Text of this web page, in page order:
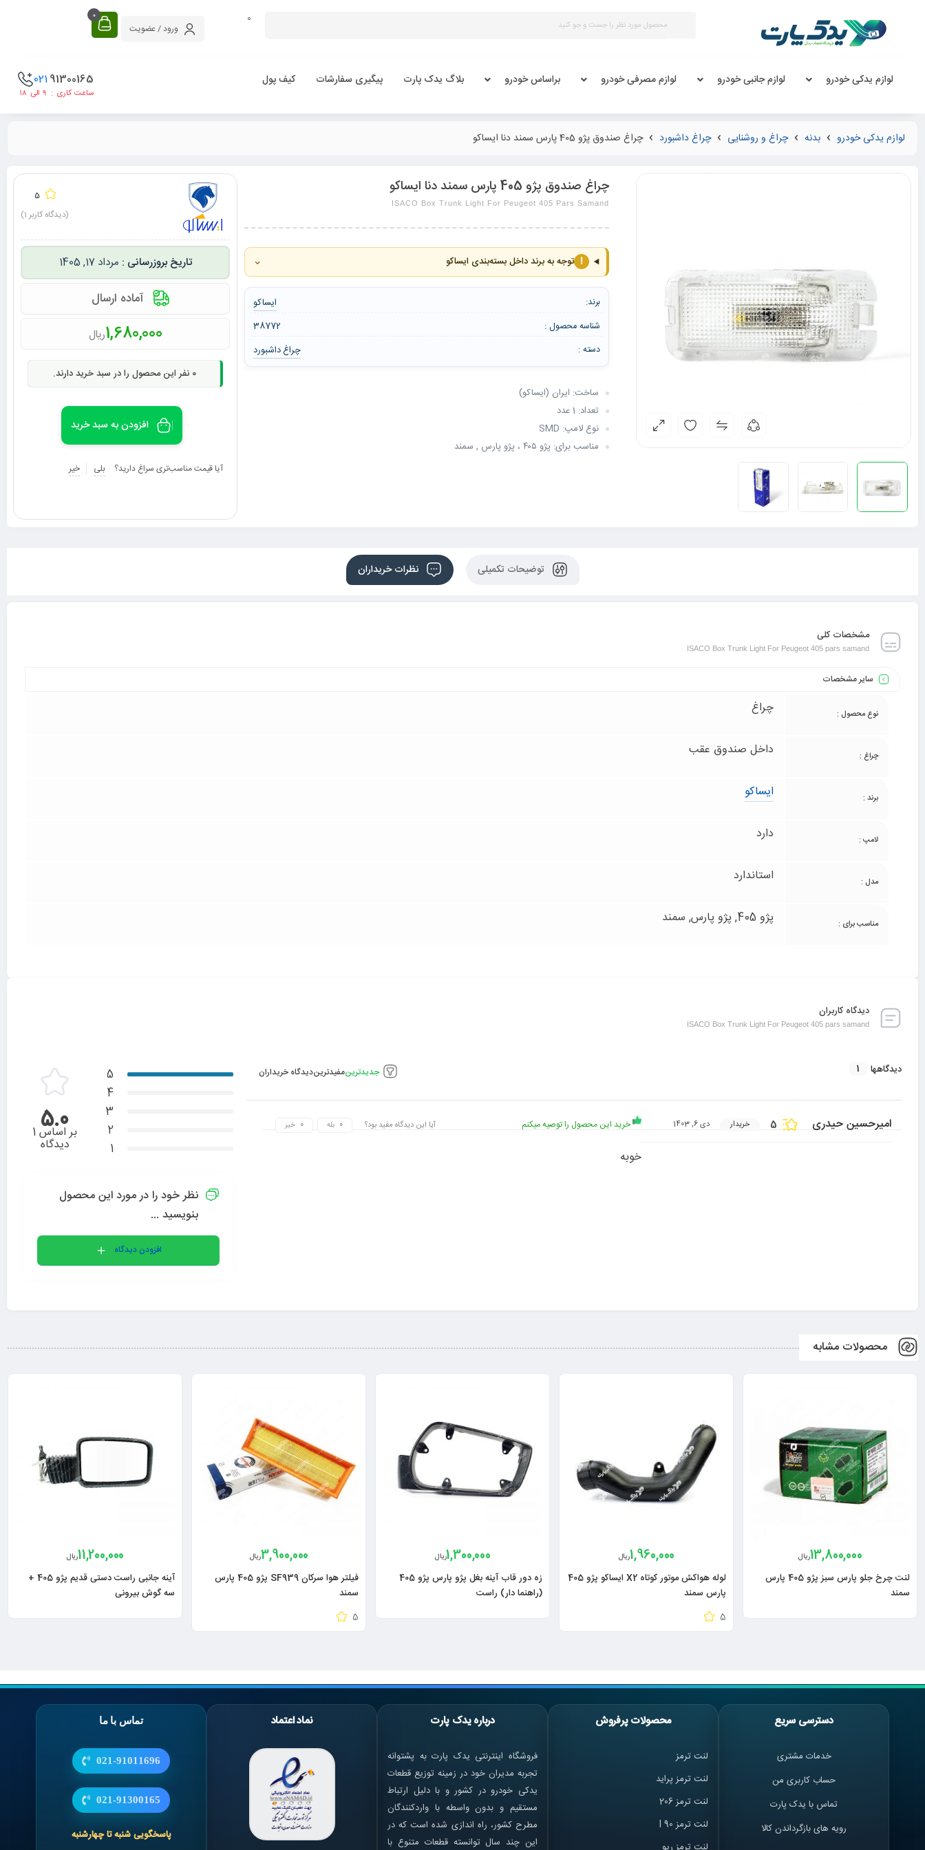
0
ورود / عضویت
0
لوازم یدکی خودرو لوازم جانبی خودرو لوازم مصرفی خودرو براساس خودرو بلاگ یدک پارت پیگیری سفارشات کیف پول 91300165
021
ساعت کاری : ۹ الی ۱۸
لوازم یدکی خودرو بدنه چراغ و روشنایی چراغ داشبورد چراغ صندوق پژو 405 پارس سمند دنا ایساکو
چراغ صندوق پژو 405 پارس سمند دنا ایساکو
ISACO Box Trunk Light For Peugeot 405 Pars Samand
! توجه به برند داخل بسته‌بندی ایساکو ⌄
برند: ایساکو
شناسه محصول :
38772
دسته :
چراغ داشبورد
ساخت: ایران (ایساکو)
تعداد: 1 عدد
نوع لامپ: SMD
مناسب برای: پژو ۴۰۵ ، پژو پارس , سمند
5
(دیدگاه کاربر 1
)
مرداد 17, 1405
آماده ارسال
1,680,000ریال
0 نفر این محصول را در سبد خرید دارند.
افزودن به سبد خرید
آیا قیمت مناسب‌تری سراغ دارید؟ بلی خیر
توضیحات تکمیلی نظرات خریداران
مشخصات کلی
ISACO Box Trunk Light For Peugeot 405 pars samand
سایر مشخصات
نوع محصول : چراغ
چراغ : داخل صندوق عقب
برند : ایساکو
لامپ : دارد
مدل : استاندارد
مناسب برای : پژو 405, پژو پارس, سمند
دیدگاه کاربران
ISACO Box Trunk Light For Peugeot 405 pars samand
دیدگاهها 1 جدیدترینمفیدتریندیدگاه خریداران
امیرحسین حیدری 5 خریدار دی 6, 1403 خرید این محصول را توصیه میکنم
خوبه
آیا این دیدگاه مفید بود؟ بله خیر
5
4
3
2
1
5.0 بر اساس 1
دیدگاه
نظر خود را در مورد این محصول
بنویسید ...
افزودن دیدگاه
محصولات مشابه
13,800,000ریال
لنت چرخ جلو پارس سبز پژو 405 پارس
سمند
1,960,000ریال
لوله هواکش موتور کوتاه X2 ایساکو پژو 405
پارس سمند
5
1,300,000ریال
زه دور قاب آینه بغل پژو پارس پژو 405
(راهنما دار) راست
3,900,000ریال
فیلتر هوا سرکان SF939 پژو 405 پارس
سمند
5
11,200,000ریال
آینه جانبی راست دستی قدیم پژو 405 +
سه گوش بیرونی
دسترسی سریع
خدمات مشتری
حساب کاربری من
تماس با یدک پارت
رویه های بازگرداندن کالا
محصولات پرفروش
لنت ترمز
لنت ترمز پراید
لنت ترمز 206
لنت ترمز l 90
درباره یدک پارت
فروشگاه اینترنتی یدک پارت به پشتوانه
تجربه مدیران خود در زمینه توزیع قطعات
یدکی خودرو در کشور و با دلیل ارتباط
مستقیم و بدون واسطه با واردکنندگان
مطرح کشور، راه اندازی شده است که در
این چند سال توانسته قطعات متنوع با
نماد اعتماد تماس با ما
021-91011696
021-91300165
پاسخگویی شنبه تا چهارشنبه